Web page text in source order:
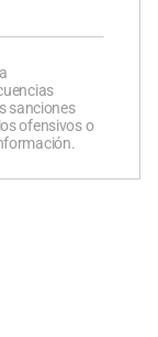
sanciones
ofensivos o